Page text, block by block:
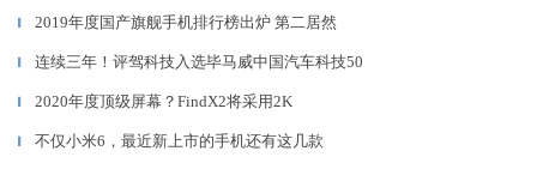
▎ 2019年度国产旗舰手机排行榜出炉 第二居然
▎ 连续三年！评驾科技入选毕马威中国汽车科技50
▎ 2020年度顶级屏幕？FindX2将采用2K
▎ 不仅小米6，最近新上市的手机还有这几款